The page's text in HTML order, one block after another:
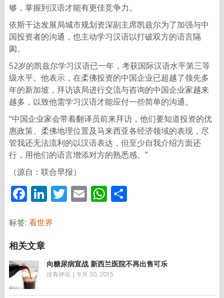
够，掌握到汉语才能有更佳竞争力。
依斯干达发展局城市规划资深副主席凯兹尔为了加强与中
国投资者的沟通，也主动学习汉语以打破双方的语言隔
阂。
52岁的凯兹尔学习汉语已一年，考获国际汉语水平第三等
级水平。他表示，在柔佛投资的中国企业已超越了领先多
年的新加坡，拜访该局进行交流与咨询的中国企业家越来
越多，以致他需学习汉语才能应付一些简单的沟通。
“中国企业家会带着翻译员前来拜访，他们要知道投资的优
惠政策、柔佛地理位置及马来西亚各经济领域的表现，尽
管我还无法流利的以汉语表达，但至少自我介绍方面还
行，用他们的语言增添对方的熟悉感。”
（源自：联合早报）
Facebook
LinkedIn
Twitter
EmailWhatsApp
分
标签: 看世界
向糖尿病宣战 新西兰医院不再出售可乐
没有评论 | 9 月 30, 2015